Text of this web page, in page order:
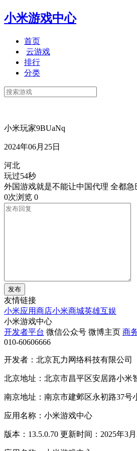
小米游戏中心
首页
云游戏
排行
分类
小米玩家9BUaNq
2024年06月25日
河北
玩过54秒
外国游戏就是不能让中国代理 全都急
0次浏览 0
发布
友情链接
小米应用商店小米商城英雄互娱
小米游戏中心
开发者平台 微信公众号 微博主页 商
010-60606666
开发者：北京瓦力网络科技有限公司
北京地址：北京市昌平区安居路小米
南京地址：南京市建邺区永初路37号
应用名称：小米游戏中心
版本：13.5.0.70 更新时间：2025年3月